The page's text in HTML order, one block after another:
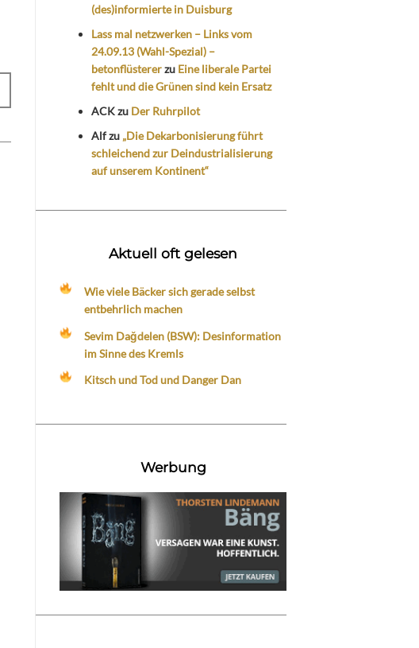
(des)informierte in Duisburg
Lass mal netzwerken – Links vom
24.09.13 (Wahl-Spezial) –
betonflüstererzu Eine liberale Partei
fehlt und die Grünen sind kein Ersatz
ACKzu Der Ruhrpilot
Alfzu „Die Dekarbonisierung führt
schleichend zur Deindustrialisierung
auf unserem Kontinent“
Aktuell oft gelesen
Wie viele Bäcker sich gerade selbst
entbehrlich machen
Sevim Dağdelen (BSW): Desinformation
im Sinne des Kremls
Kitsch und Tod und Danger Dan
Werbung